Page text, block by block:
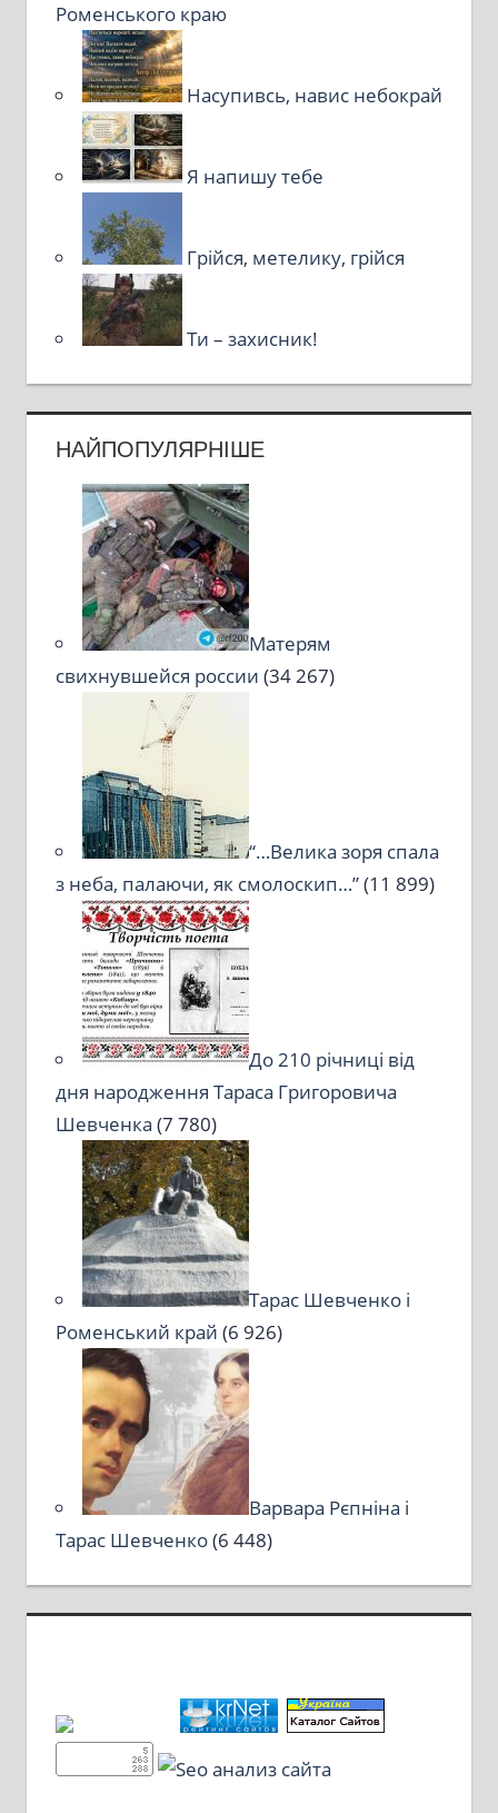
Роменського краю
Насупивсь, навис небокрай
Я напишу тебе
Грійся, метелику, грійся
Ти – захисник!
НАЙПОПУЛЯРНІШЕ
Матерям
свихнувшейся россии (34 267)
“…Велика зоря спала
з неба, палаючи, як смолоскип…”(11 899)
До 210 річниці від
дня народження Тараса Григоровича
Шевченка (7 780)
Тарас Шевченко і
Роменський край (6 926)
Варвара Рєпніна і
Тарас Шевченко(6 448)